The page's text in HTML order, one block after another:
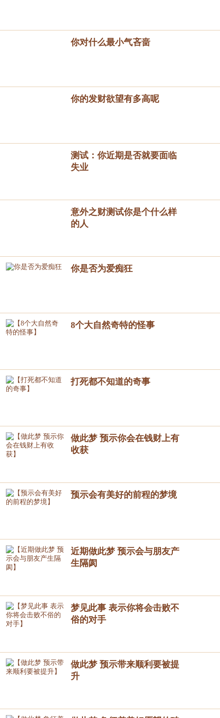
你对什么最小气吝啬
你的发财欲望有多高呢
测试：你近期是否就要面临
失业
意外之财测试你是个什么样
的人
你是否为爱痴狂
8个大自然奇特的怪事
打死都不知道的奇事
做此梦 预示你会在钱财上有
收获
预示会有美好的前程的梦境
近期做此梦 预示会与朋友产
生隔阂
梦见此事 表示你将会击败不
俗的对手
做此梦 预示带来顺利要被提
升